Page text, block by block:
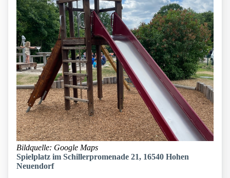
Bildquelle: Google Maps
Spielplatz im Schillerpromenade 21, 16540 Hohen
Neuendorf